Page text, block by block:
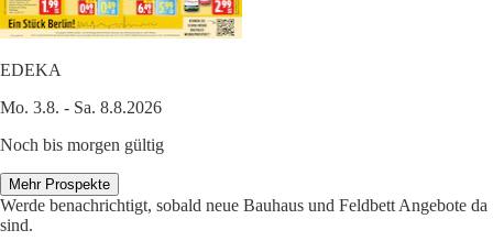
EDEKA
Mo. 3.8. - Sa. 8.8.2026
Noch bis morgen gültig
Mehr Prospekte
Werde benachrichtigt, sobald neue Bauhaus und Feldbett Angebote da
sind.